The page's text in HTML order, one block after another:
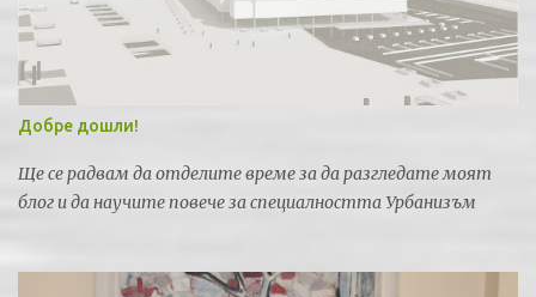
Добре дошли!
Ще се радвам да отделите време за да разгледате моят
блог и да научите повече за специалността Урбанизъм